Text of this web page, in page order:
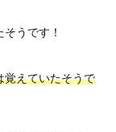
うです！
覚えていたそうで